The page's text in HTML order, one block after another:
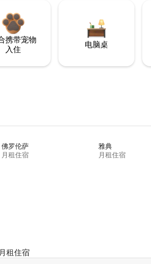
携带宠物
入住
电脑桌
佛罗伦萨
月租住宿
雅典
月租住宿
月租住宿